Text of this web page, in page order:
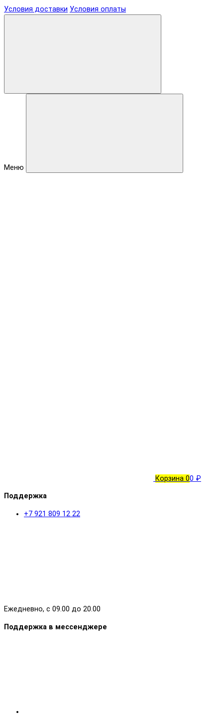
Условия доставки Условия оплаты
Меню
Корзина 00 ₽
Поддержка
+7 921 809 12 22
Ежедневно, с 09.00 до 20.00
Поддержка в мессенджере